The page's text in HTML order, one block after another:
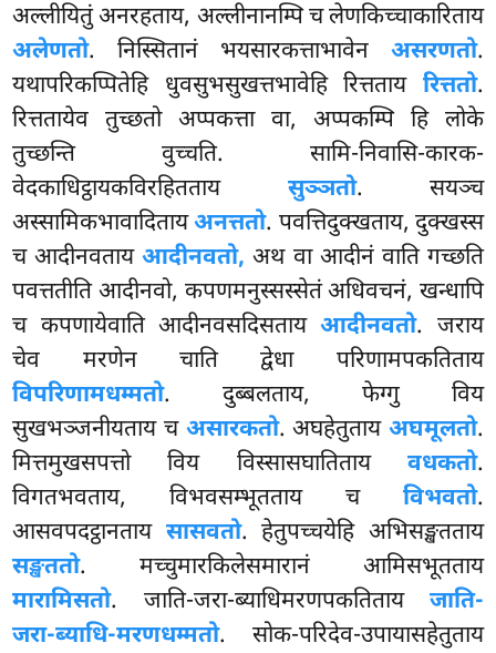
अल्लीयितुं अनरहताय, अल्लीनानम्पि च लेणकिच्चाकारिताय
अलेणतो. निस्सितानं भयसारकत्ताभावेन असरणतो.
यथापरिकप्पितेहि धुवसुभसुखत्तभावेहि रित्तताय रित्ततो.
रित्ततायेव तुच्छतो अप्पकत्ता वा, अप्पकम्पि हि लोके
तुच्छन्ति वुच्चति. सामि-निवासि-कारक-
वेदकाधिट्ठायकविरहितताय सुञ्ञतो. सयञ्च
अस्सामिकभावादितायअनत्ततो. पवत्तिदुक्खताय, दुक्खस्स
च आदीनवतायआदीनवतो, अथ वा आदीनं वाति गच्छति
पवत्ततीति आदीनवो, कपणमनुस्सस्सेतं अधिवचनं, खन्धापि
च कपणायेवाति आदीनवसदिसतायआदीनवतो. जराय
चेव मरणेन चाति द्वेधा परिणामपकतिताय
विपरिणामधम्मतो. दुब्बलताय, फेग्गु विय
सुखभञ्जनीयताय च असारकतो. अघहेतुताय अघमूलतो.
मित्तमुखसपत्तोविय विस्सासघातिताय वधकतो.
विगतभवताय, विभवसम्भूतताय च विभवतो.
आसवपदट्ठानताय सासवतो. हेतुपच्चयेहि अभिसङ्खतताय
सङ्खततो. मच्चुमारकिलेसमारानं आमिसभूतताय
मारामिसतो. जाति-जरा-ब्याधिमरणपकतिताय जाति-
जरा-ब्याधि-मरणधम्मतो. सोक-परिदेव-उपायासहेतुताय